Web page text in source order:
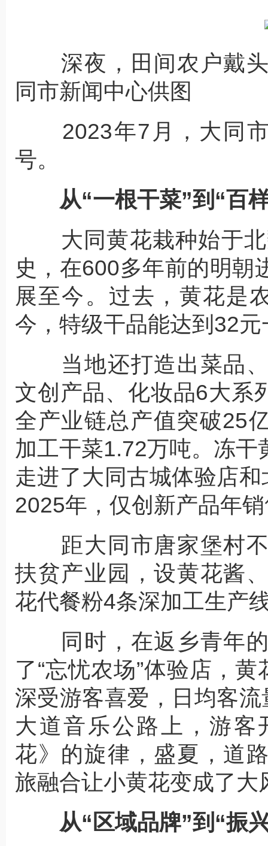
深夜，田间农户戴头
同市新闻中心供图
2023年7月，大同市
号。
从“一根干菜”到“百
大同黄花栽种始于北
史，在600多年前的明朝
展至今。过去，黄花是
今，特级干品能达到32元
当地还打造出菜品、
文创产品、化妆品6大系
全产业链总产值突破25
加工干菜1.72万吨。冻
走进了大同古城体验店
2025年，仅创新产品年
距大同市唐家堡村不
扶贫产业园，设黄花酱
花代餐粉4条深加工生产
同时，在返乡青年的
了“忘忧农场”体验店，
深受游客喜爱，日均客
大道音乐公路上，游
花》的旋律，盛夏，道
旅融合让小黄花变成了大
从“区域品牌”到“振